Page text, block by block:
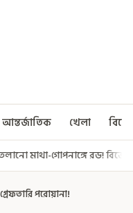
আন্তর্জাতিক খেলা
অসমে নাবালিকার
পরোয়ানা!